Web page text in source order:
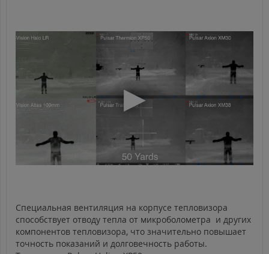
Специальная вентиляция на корпусе тепловизора
способствует отводу тепла от микроболометра и других
компонентов тепловизора, что значительно повышает
точность показаний и долговечность работы.